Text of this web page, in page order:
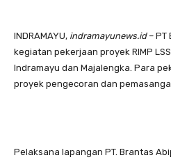
INDRAMAYU, indramayunews.id –
kegiatan pekerjaan proyek RIMP
Indramayu dan Majalengka. Para
proyek pengecoran dan
Pelaksana lapangan PT. Brantas